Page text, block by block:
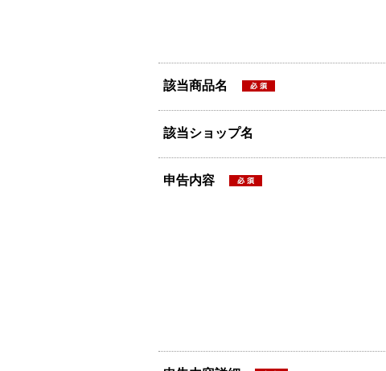
該当商品名
該当ショップ名
申告内容